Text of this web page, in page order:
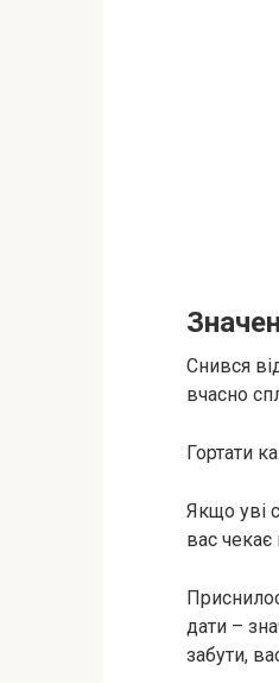
Снився
вчасно
Гортати
Якщо уві
вас
дати –
забути,